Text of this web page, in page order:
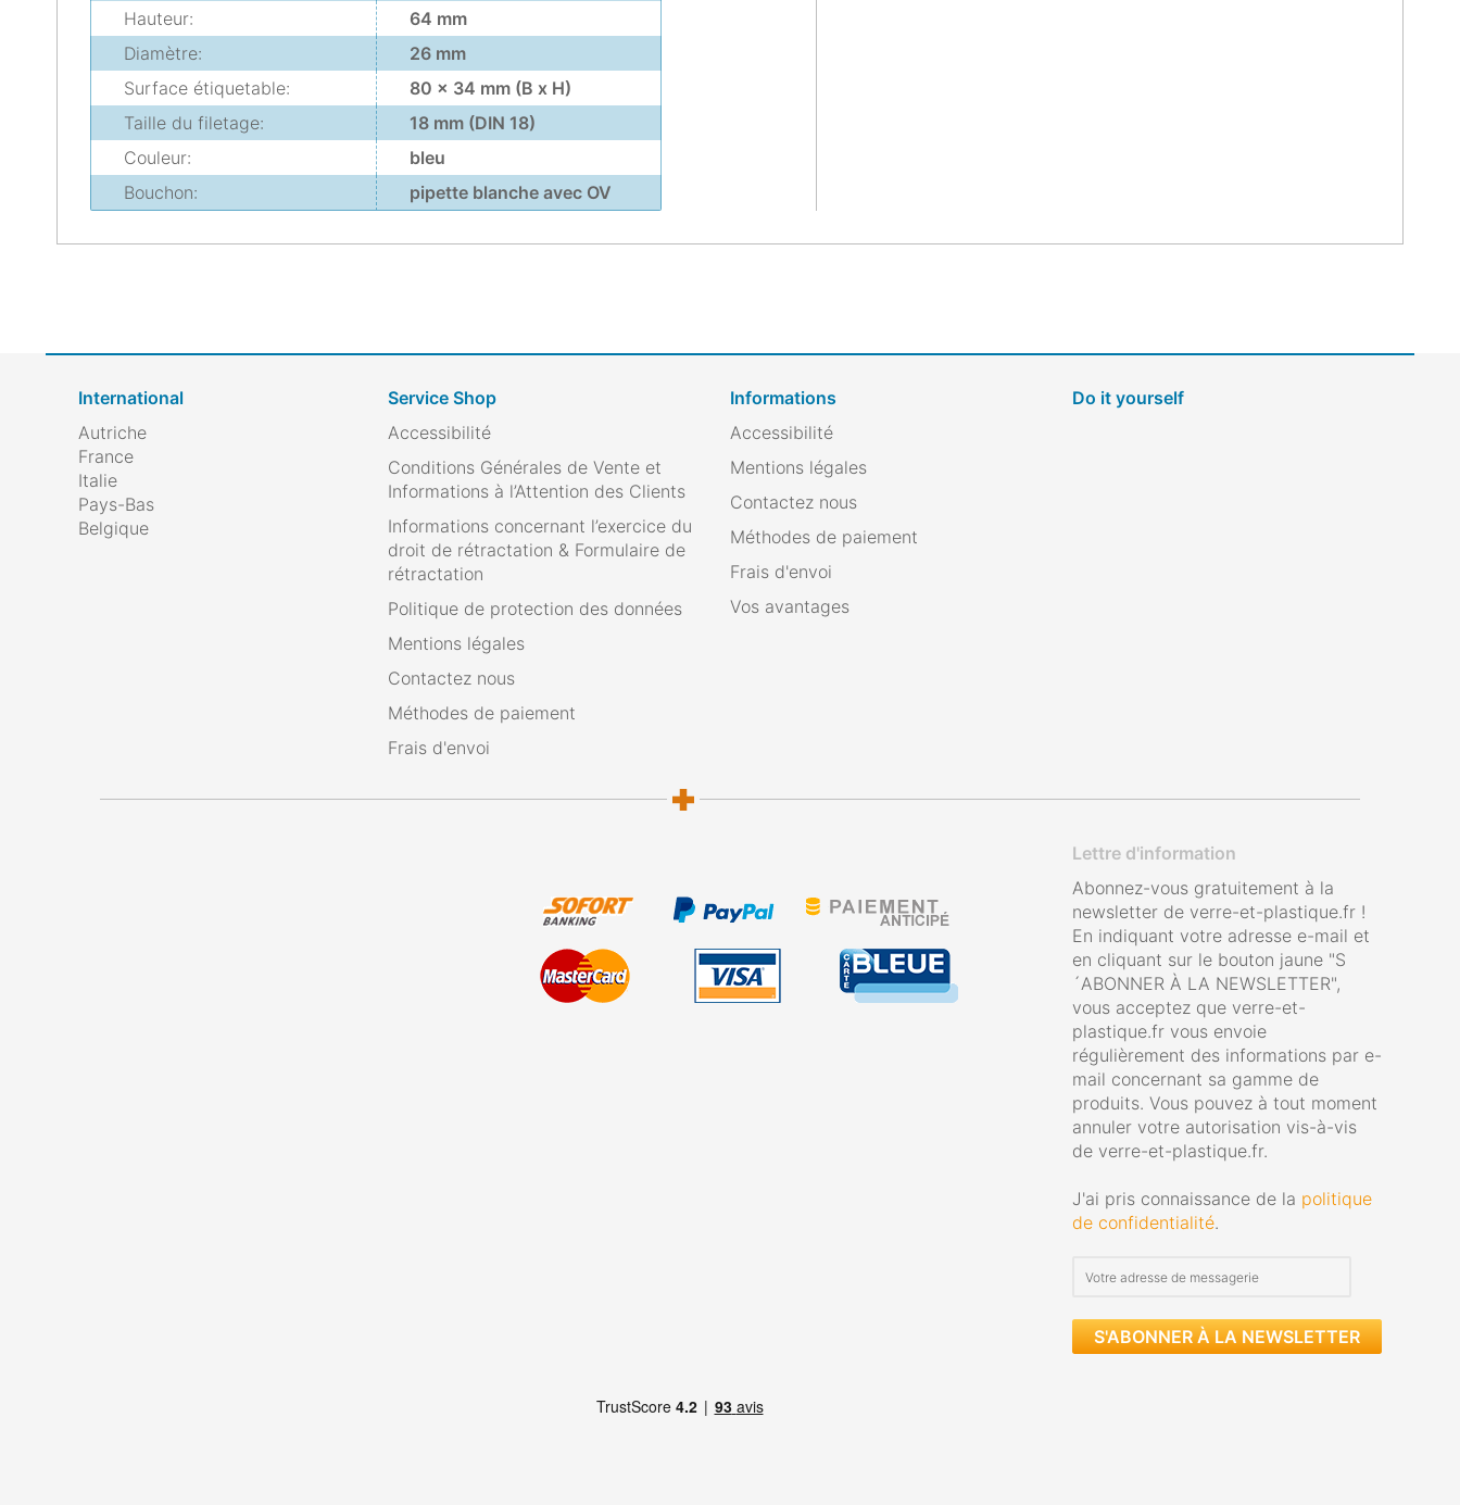
Hauteur:
64 mm
Diamètre:
26 mm
Surface étiquetable:
80 x 34 mm (B x H)
Taille du filetage:
18 mm (DIN 18)
Couleur:
bleu
Bouchon:
pipette blanche avec OV
International
Autriche
France
Italie
Pays-Bas
Belgique
Service Shop
Accessibilité
Conditions Générales de Vente et
Informations à l’Attention des Clients
Informations concernant l’exercice du
droit de rétractation & Formulaire de
rétractation
Politique de protection des données
Mentions légales
Contactez nous
Méthodes de paiement
Frais d'envoi
Informations
Accessibilité
Mentions légales
Contactez nous
Méthodes de paiement
Frais d'envoi
Vos avantages
Do it yourself
Lettre d'information
Abonnez-vous gratuitement à la
newsletter de verre-et-plastique.fr !
En indiquant votre adresse e-mail et
en cliquant sur le bouton jaune "S
´ABONNER À LA NEWSLETTER",
vous acceptez que verre-et-
plastique.fr vous envoie
régulièrement des informations par e-
mail concernant sa gamme de
produits. Vous pouvez à tout moment
annuler votre autorisation vis-à-vis
de verre-et-plastique.fr.
J'ai pris connaissance de la politique
de confidentialité.
S'ABONNER À LA NEWSLETTER